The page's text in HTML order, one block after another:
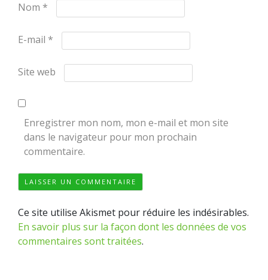
Nom *
E-mail *
Site web
Enregistrer mon nom, mon e-mail et mon site
dans le navigateur pour mon prochain
commentaire.
Ce site utilise Akismet pour réduire les indésirables.
En savoir plus sur la façon dont les données de vos
commentaires sont traitées.